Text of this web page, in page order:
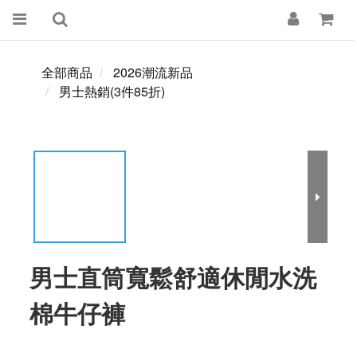
全部商品
2026潮流新品
男士熱銷(3件85折)
男士直筒寬鬆舒適休閒水洗
棉牛仔褲